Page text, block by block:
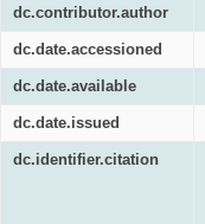
dc.contributor.author
dc.date.accessioned
dc.date.available
dc.date.issued
dc.identifier.citation